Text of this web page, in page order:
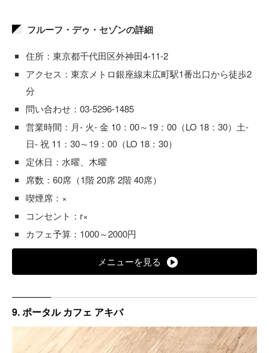
フルーフ・デゥ・セゾンの詳細
住所：東京都千代田区外神田4-11-2
アクセス：東京メトロ銀座線末広町駅1番出口から徒歩2
分
問い合わせ：03-5296-1485
営業時間：月- 火- 金 10：00～19：00（LO 18：30）土-
日- 祝 11：30～19：00（LO 18：30）
定休日：水曜、木曜
席数：60席（1階 20席 2階 40席）
喫煙席：×
コンセント：r×
カフェ予算：1000～2000円
メニューを見る
9. ポータル カフェ アキバ